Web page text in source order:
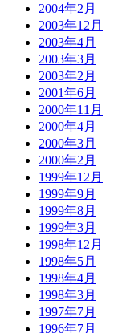
2004年2月
2003年12月
2003年4月
2003年3月
2003年2月
2001年6月
2000年11月
2000年4月
2000年3月
2000年2月
1999年12月
1999年9月
1999年8月
1999年3月
1998年12月
1998年5月
1998年4月
1998年3月
1997年7月
1996年7月